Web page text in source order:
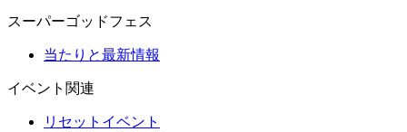
スーパーゴッドフェス
当たりと最新情報
イベント関連
リセットイベント